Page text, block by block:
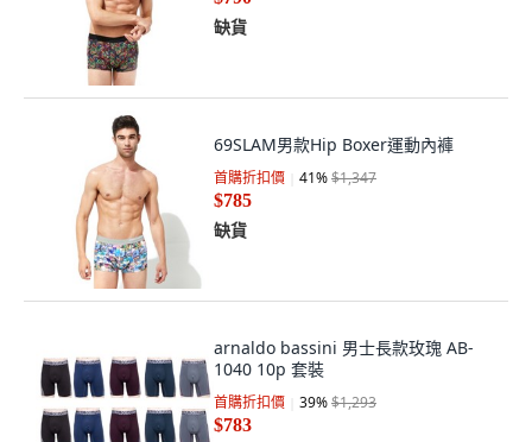
缺貨
69SLAM男款Hip Boxer運動內褲
首購折扣價 41%$1,347
$785
缺貨
arnaldo bassini 男士長款玫瑰 AB-
1040 10p 套裝
首購折扣價 39%$1,293
$783